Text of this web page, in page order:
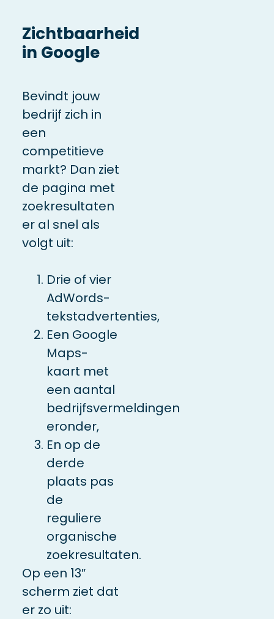
Zichtbaarheid
in Google
Bevindt jouw
bedrijf zich in
een
competitieve
markt? Dan ziet
de pagina met
zoekresultaten
er al snel als
volgt uit:
Drie of vier
AdWords-
tekstadvertenties,
Een Google
Maps-
kaart met
een aantal
bedrijfsvermeldingen
eronder,
En op de
derde
plaats pas
de
reguliere
organische
zoekresultaten.
Op een 13″
scherm ziet dat
er zo uit: